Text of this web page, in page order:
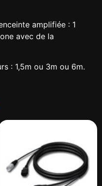
amplifiée : 1
avec de la
: 1,5m ou 3m ou 6m.